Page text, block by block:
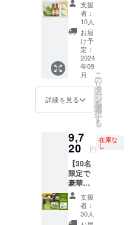
可能で
す。
(記載内
容例：
企業
名、住
所、ロ
ゴ、電
話番
のQR
コー
文、
等） 送
付部数
・約500
部 送付
時期 ・
11月頃
のお歳
暮シー
お茶屋
である
堀口園
のノウ
ハウを
凝縮さ
せた集
大成で
す。こ
ぬいて
製造し
ロテイ
ン」
を、と
もに世
の中へ
広げる
お力添
えをし
ていた
茶）、
さつ
まっ
ちゃ金
印、
フィル
ターイ
ンボト
ル、等
※お届け
する商
品につ
社で選
定をさ
せてい
ただき
ます。
お届け
時期 ・
年に４
回を想
す。 ・
このご
縁を大
切に、
新たな
取り組
みの創
出とな
ります
を、
願って
ケ
ジュー
ル ・HP
掲載期
間：
2024年
9月〜
2025年
8月を予
記載）
保存方
法 ・直
射日
光、高
温多湿
を避け
て保存
してく
ださい
※商品は
けしま
す。 日
本の伝
統文化
と現代
の栄養
を融合
した茶
乃美プ
袋（30
日分）
・
TEKITE
KI FOR
ATHLE
TES
『ACTI
VE』：
5g×6個
の商品
が製造
から約1
年間
（裏面
記載）
保存方
法 ・直
射日
茶乃美
プロテ
イン30
日分×抹
茶クラ
フト
エール
通常価
格
8,900円
↓ セッ
ト割価
8,010円
内容量
・茶乃
美プロ
テイ
ン：
810g×1
袋（30
日分）
・抹茶
支援
者：
10人
お届
け予
定：
2024
年09
月
詳細を見る
こ
の
リ
タ
ー
ン
を
選
択
す
る
9,7
20 円
在庫な
し
【30名
限定で
豪華商
品提
供！
25％OF
F！超早
支援
者：
30人